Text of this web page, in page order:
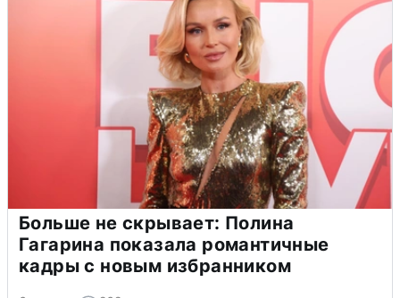
Больше не скрывает: Полина
Гагарина показала романтичные
кадры с новым избранником